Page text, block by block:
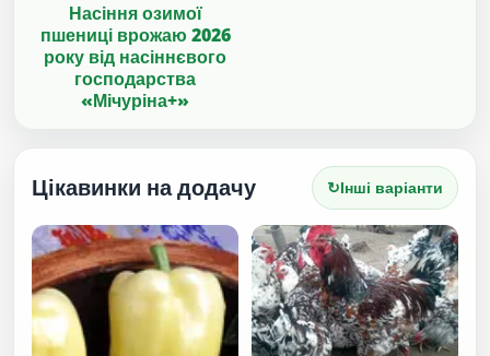
Насіння озимої
пшениці врожаю 2026
року від насіннєвого
господарства
«Мічуріна+»
Цікавинки на додачу ↻Інші варіанти